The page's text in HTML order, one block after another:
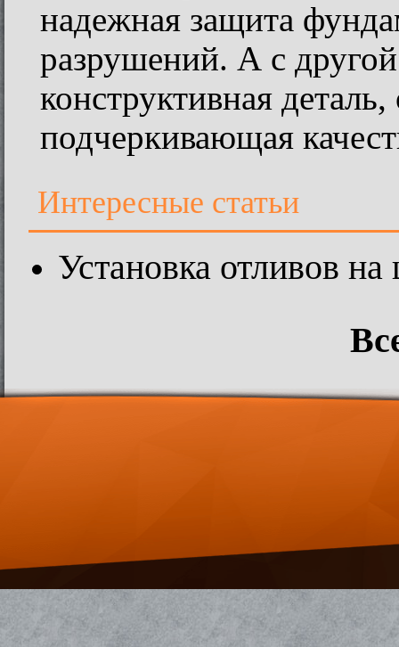
надежная защита
разрушений. А с
конструктивная
подчеркивающая
Интересные статьи
Установка отливов на